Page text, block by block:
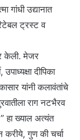
गांधी उद्यानात
ट्रस्ट व
केली. मेजर
दीपिका
यांनी कलावंतांचे
राग नटभैरव
हा ख्याल अत्यंत
करीये, गुण की चर्चा